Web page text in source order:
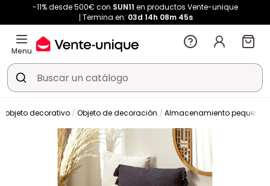
-11% desde 500€ con SUN11 en productos Vente-unique
Termina en: 03d 14h 08m 44s
Menu
objeto decorativo Objeto de decoración Almacenamiento pequeño